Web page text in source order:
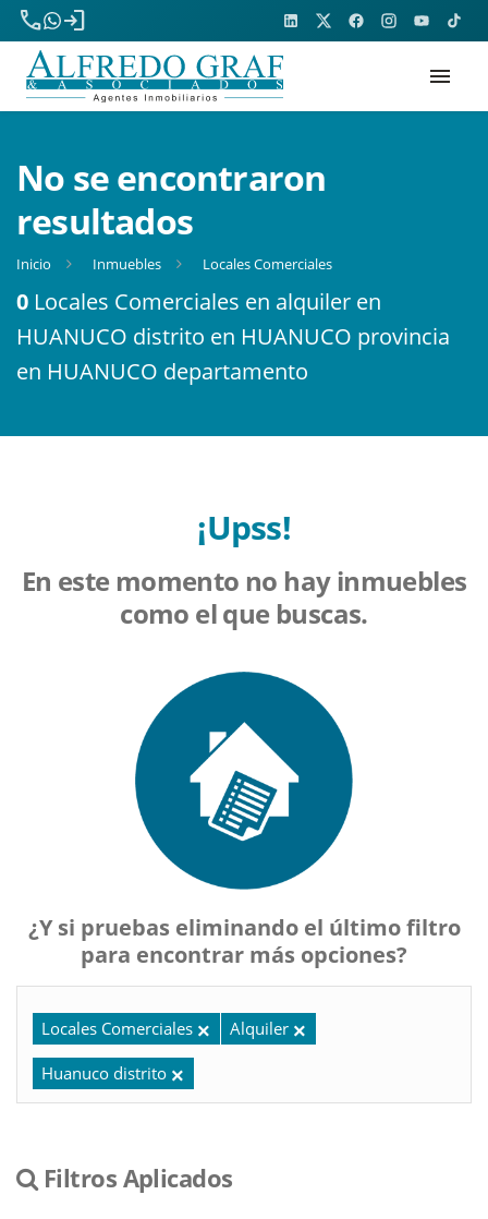
phone
login
menu
No se encontraron
resultados
Inicio Inmuebles Locales Comerciales
0 Locales Comerciales en alquiler en
HUANUCO distrito en HUANUCO provincia
en HUANUCO departamento
¡Upss!
En este momento no hay inmuebles
como el que buscas.
¿Y si pruebas eliminando el último filtro
para encontrar más opciones?
Locales Comerciales Alquiler
Huanuco distrito
Filtros Aplicados